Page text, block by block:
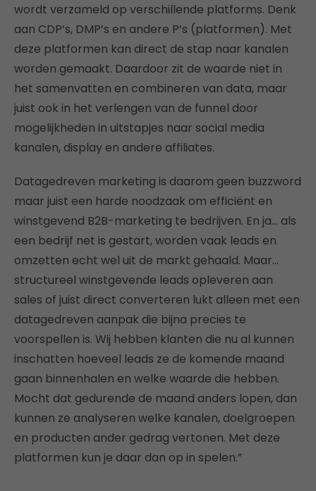
wordt verzameld op verschillende platforms. Denk
aan CDP’s, DMP’s en andere P’s (platformen). Met
deze platformen kan direct de stap naar kanalen
worden gemaakt. Daardoor zit de waarde niet in
het samenvatten en combineren van data, maar
juist ook in het verlengen van de funnel door
mogelijkheden in uitstapjes naar social media
kanalen, display en andere affiliates.
Datagedreven marketing is daarom geen buzzword
maar juist een harde noodzaak om efficiënt en
winstgevend B2B-marketing te bedrijven. En ja… als
een bedrijf net is gestart, worden vaak leads en
omzetten echt wel uit de markt gehaald. Maar…
structureel winstgevende leads opleveren aan
sales of juist direct converteren lukt alleen met een
datagedreven aanpak die bijna precies te
voorspellen is. Wij hebben klanten die nu al kunnen
inschatten hoeveel leads ze de komende maand
gaan binnenhalen en welke waarde die hebben.
Mocht dat gedurende de maand anders lopen, dan
kunnen ze analyseren welke kanalen, doelgroepen
en producten ander gedrag vertonen. Met deze
platformen kun je daar dan op in spelen.”